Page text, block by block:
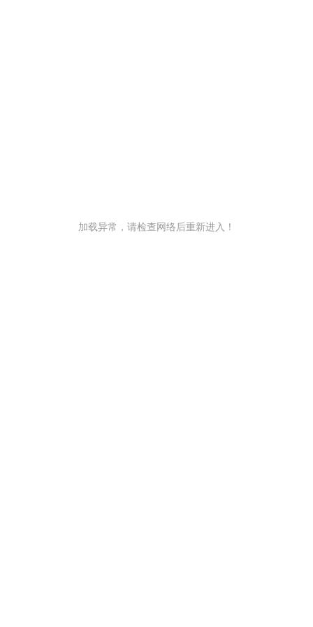
加载异常，请检查网络后重新进入！